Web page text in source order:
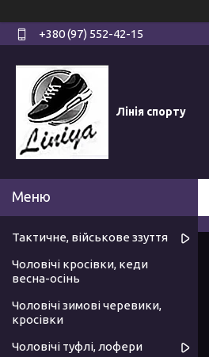
+380 (97) 552-42-15
Лінія спорту
Тактичне, військове ззуття
Чоловічі кросівки, кеди
весна-осінь
Чоловічі зимові черевики,
кросівки
Чоловічі туфлі, лофери